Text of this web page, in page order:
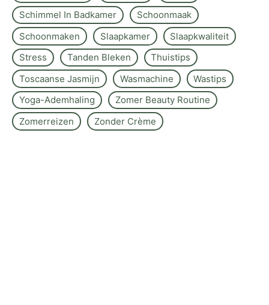
Schimmel In Badkamer
Schoonmaak
Schoonmaken
Slaapkamer
Slaapkwaliteit
Stress
Tanden Bleken
Thuistips
Toscaanse Jasmijn
Wasmachine
Wastips
Yoga-Ademhaling
Zomer Beauty Routine
Zomerreizen
Zonder Crème